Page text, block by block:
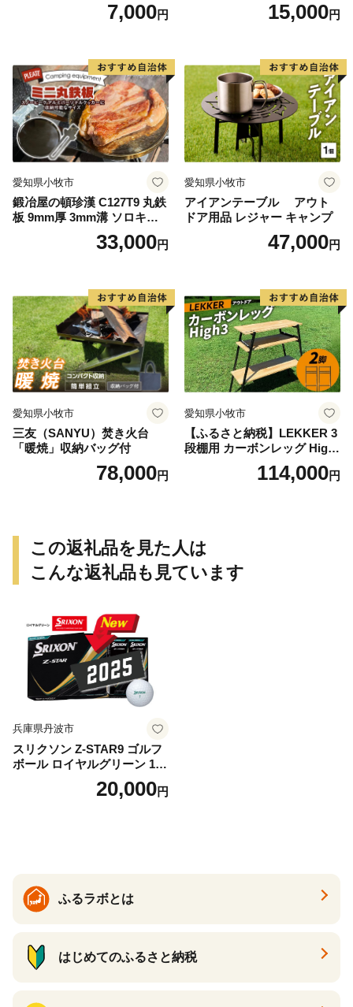
7,000円 15,000円
愛知県小牧市
鍛冶屋の頓珍漢 C127T9 丸鉄
板 9mm厚 3mm溝 ソロキャ
ンプ用 専用ハンドル付き ス
ノーピーク アルミパーソナ
33,000円
愛知県小牧市
アイアンテーブル アウト
ドア用品 レジャー キャンプ
47,000円
愛知県小牧市
三友（SANYU）焚き火台
「暖焼」収納バッグ付
78,000円
愛知県小牧市
【ふるさと納税】LEKKER 3
段棚用 カーボンレッグ High
3 2脚 キャンプ アウトドア ソ
ロキャン カーボン アウトド
県 小牧市 送料無料
114,000円
この返礼品を見た人は
こんな返礼品も見ています
兵庫県丹波市
スリクソン Z-STAR9 ゴルフ
ボール ロイヤルグリーン 1ダ
ース 12球 兵庫県丹波市 ふる
20,000円
ふるラボとは
はじめてのふるさと納税